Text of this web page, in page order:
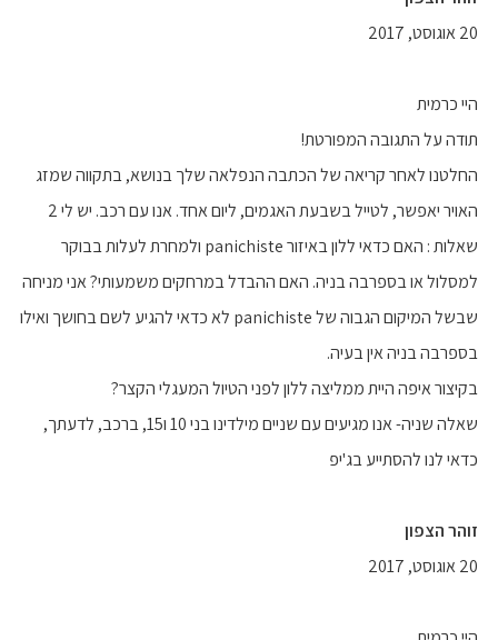
20 אוגוסט, 2017
היי כרמית
תודה על התגובה המפורטת!
החלטנו לאחר קריאה של הכתבה הנפלאה שלך בנושא, בתקווה שמזג
האויר יאפשר, לטייל בשבעת האגמים, ליום אחד. אנו עם רכב. יש לי 2
שאלות : האם כדאי ללון באיזור panichiste ולמחרת לעלות בבוקר
למסלול או בספרבה בניה. האם ההבדל במרחקים משמעותי? אני מניחה
שבשל המיקום הגבוה של panichiste לא כדאי להגיע לשם בחושך ואילו
בספרבה בניה אין בעיה.
בקיצור איפה היית ממליצה ללון לפני הטיול המעגלי הקצר?
שאלה שניה- אנו מגיעים עם שניים מילדינו בני 10 ו15, ברכב, לדעתך,
כדאי לנו להסתייע בג'יפ
זוהר הצפון
20 אוגוסט, 2017